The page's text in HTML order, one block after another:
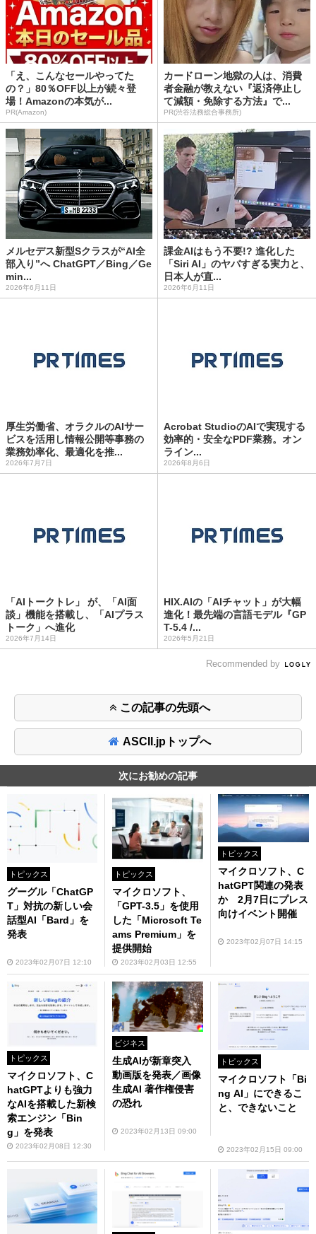
「え、こんなセールやってた
の？」80％OFF以上が続々登
場！Amazonの本気が...
PR(Amazon)
カードローン地獄の人は、消費
者金融が教えない『返済停止し
て減額・免除する方法』で...
PR(渋谷法務総合事務所)
メルセデス新型Sクラスが“AI全
部入り”へ ChatGPT／Bing／Ge
min...
2026年6月11日
課金AIはもう不要!? 進化した
「Siri AI」のヤバすぎる実力と、
日本人が直...
2026年6月11日
厚生労働省、オラクルのAIサー
ビスを活用し情報公開等事務の
業務効率化、最適化を推...
2026年7月7日
Acrobat StudioのAIで実現する
効率的・安全なPDF業務。オン
ライン...
2026年8月6日
「AIトークトレ」 が、「AI面
談」機能を搭載し、「AIプラス
トーク」へ進化
2026年7月14日
HIX.AIの「AIチャット」が大幅
進化！最先端の言語モデル『GP
T-5.4 /...
2026年5月21日
Recommended by
この記事の先頭へ
ASCII.jpトップへ
次にお勧めの記事
トピックス
グーグル「ChatGP
T」対抗の新しい会
話型AI「Bard」を
発表
2023年02月07日 12:10
トピックス
マイクロソフト、
「GPT-3.5」を使用
した「Microsoft Te
ams Premium」を
提供開始
2023年02月03日 12:55
トピックス
マイクロソフト、C
hatGPT関連の発表
か 2月7日にプレス
向けイベント開催
2023年02月07日 14:15
トピックス
マイクロソフト、C
hatGPTよりも強力
なAIを搭載した新検
索エンジン「Bin
g」を発表
2023年02月08日 12:30
ビジネス
生成AIが新章突入
動画版を発表／画像
生成AI 著作権侵害
の恐れ
2023年02月13日 09:00
トピックス
マイクロソフト「Bi
ng AI」にできるこ
と、できないこと
2023年02月15日 09:00